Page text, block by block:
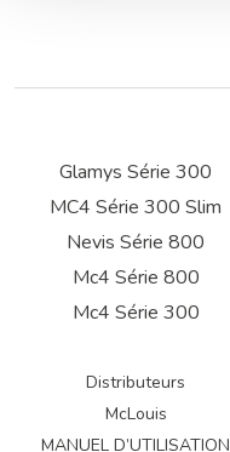
Glamys Série 300
MC4 Série 300 Slim
Nevis Série 800
Mc4 Série 800
Mc4 Série 300
Distributeurs
McLouis
MANUEL D’UTILISATION